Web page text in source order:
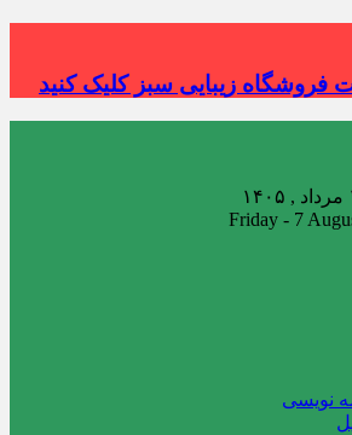
زیبایی سبز کلیک کنید
نویسی